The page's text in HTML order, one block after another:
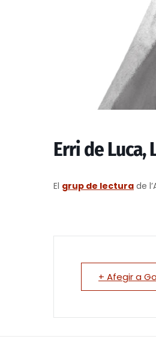
Erri de Luca,
El grup de lectura de
+ Afegir a